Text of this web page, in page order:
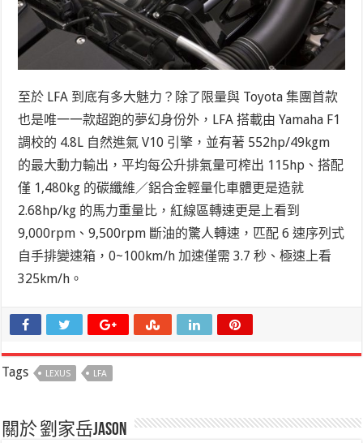
至於 LFA 到底有多大魅力？除了限量與 Toyota 集團首款
也是唯一一款超跑的夢幻身份外，LFA 搭載由 Yamaha F1
調校的 4.8L 自然進氣 V10 引擎，並有著 552hp/49kgm
的最大動力輸出，平均每公升排氣量可榨出 115hp、搭配
僅 1,480kg 的碳纖維／鋁合金輕量化車體更是造就
2.68hp/kg 的馬力重量比，紅線區轉速更是上看到
9,000rpm、9,500rpm 斷油的驚人轉速，匹配 6 速序列式
自手排變速箱，0~100km/h 加速僅需 3.7 秒、極速上看
325km/h。
Tags LEXUS LFA
關於 劉家岳Jason